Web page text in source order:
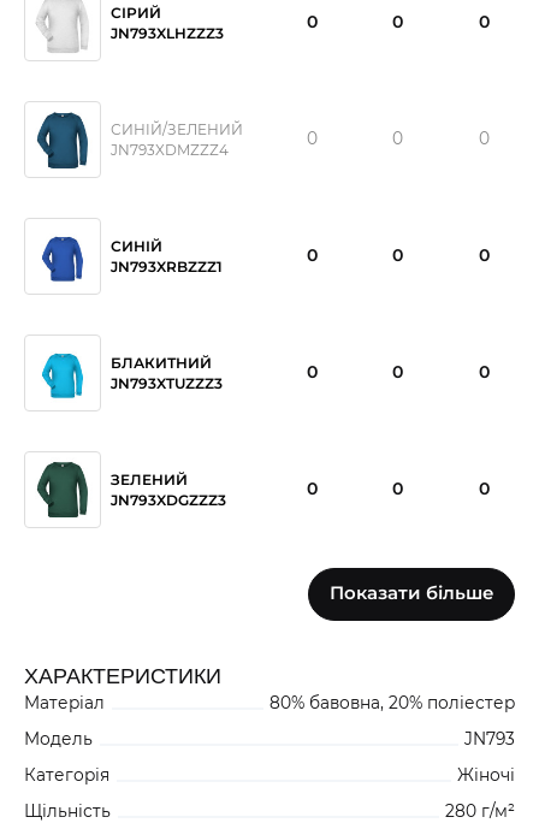
СІРИЙ
JN793XLHZZZ3
0 0 0
СИНІЙ/ЗЕЛЕНИЙ
JN793XDMZZZ4
0 0 0
СИНІЙ
JN793XRBZZZ1
0 0 0
БЛАКИТНИЙ
JN793XTUZZZ3
0 0 0
ЗЕЛЕНИЙ
JN793XDGZZZ3
0 0 0
0 0 0
Показати більше
ХАРАКТЕРИСТИКИ
Матеріал
80% бавовна, 20% поліестер
Модель
JN793
Категорія
Жіночі
Щільність
280 г/м²